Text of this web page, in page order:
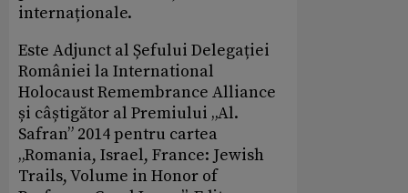
internaționale.
Este Adjunct al Șefului Delegației
României la International
Holocaust Remembrance Alliance
și câștigător al Premiului „Al.
Safran” 2014 pentru cartea
„Romania, Israel, France: Jewish
Trails, Volume in Honor of